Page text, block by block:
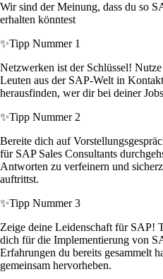
Wir sind der Meinung, dass du so
erhalten könntest
✨Tipp Nummer 1
Netzwerken ist der Schlüssel!
Leuten aus der SAP-Welt in
herausfinden, wer dir bei deiner
✨Tipp Nummer 2
Bereite dich auf
für SAP Sales Consultants
Antworten zu verfeinern und
auftrittst.
✨Tipp Nummer 3
Zeige deine Leidenschaft für SAP!
dich für die Implementierung von
Erfahrungen du bereits gesammelt
gemeinsam hervorheben.